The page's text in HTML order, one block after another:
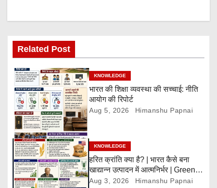
i
g
a
t
i
o
n
Related Post
KNOWLEDGE
भारत की शिक्षा व्यवस्था की सच्चाई: नीति
आयोग की रिपोर्ट
Aug 5, 2026 Himanshu Papnai
KNOWLEDGE
हरित क्रांति क्या है? | भारत कैसे बना
खाद्यान्न उत्पादन में आत्मनिर्भर | Green
Revolution Explained
Aug 3, 2026 Himanshu Papnai